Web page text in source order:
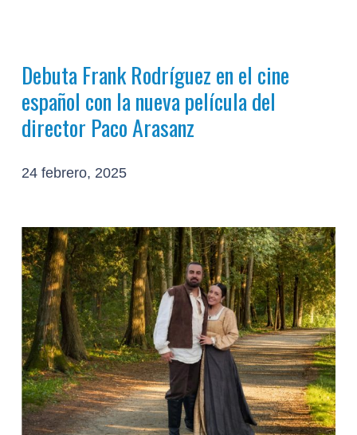
Debuta Frank Rodríguez en el cine
español con la nueva película del
director Paco Arasanz
24 febrero, 2025